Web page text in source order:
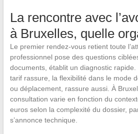
La rencontre avec
à Bruxelles, quelle
Le premier rendez-vous retient toute
professionnel pose des questions
documents, établit un diagnostic
tarif rassure, la flexibilité dans le mode
ou déplacement, rassure aussi. À
consultation varie en fonction du
euros selon la complexité du dossier,
s’annonce technique.